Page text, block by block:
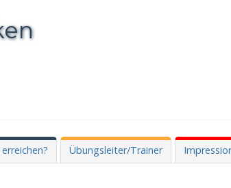
Übungsleiter/Trainer